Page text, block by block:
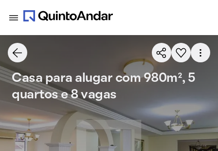
Casa para alugar com 980m², 5
quartos e 8 vagas